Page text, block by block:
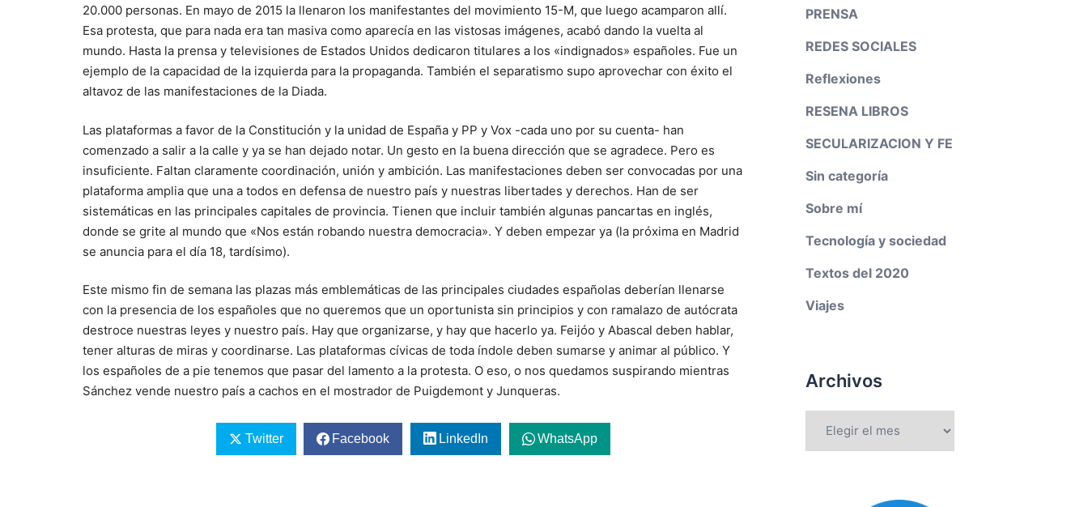
20.000 personas. En mayo de 2015 la llenaron los manifestantes del movimiento 15-M, que luego acamparon allí.
Esa protesta, que para nada era tan masiva como aparecía en las vistosas imágenes, acabó dando la vuelta al
mundo. Hasta la prensa y televisiones de Estados Unidos dedicaron titulares a los «indignados» españoles. Fue un
ejemplo de la capacidad de la izquierda para la propaganda. También el separatismo supo aprovechar con éxito el
altavoz de las manifestaciones de la Diada.
Las plataformas a favor de la Constitución y la unidad de España y PP y Vox -cada uno por su cuenta- han
comenzado a salir a la calle y ya se han dejado notar. Un gesto en la buena dirección que se agradece. Pero es
insuficiente. Faltan claramente coordinación, unión y ambición. Las manifestaciones deben ser convocadas por una
plataforma amplia que una a todos en defensa de nuestro país y nuestras libertades y derechos. Han de ser
sistemáticas en las principales capitales de provincia. Tienen que incluir también algunas pancartas en inglés,
donde se grite al mundo que «Nos están robando nuestra democracia». Y deben empezar ya (la próxima en Madrid
se anuncia para el día 18, tardísimo).
Este mismo fin de semana las plazas más emblemáticas de las principales ciudades españolas deberían llenarse
con la presencia de los españoles que no queremos que un oportunista sin principios y con ramalazo de autócrata
destroce nuestras leyes y nuestro país. Hay que organizarse, y hay que hacerlo ya. Feijóo y Abascal deben hablar,
tener alturas de miras y coordinarse. Las plataformas cívicas de toda índole deben sumarse y animar al público. Y
los españoles de a pie tenemos que pasar del lamento a la protesta. O eso, o nos quedamos suspirando mientras
Sánchez vende nuestro país a cachos en el mostrador de Puigdemont y Junqueras.
Twitter Facebook LinkedIn WhatsApp
PRENSA
REDES SOCIALES
Reflexiones
RESENA LIBROS
SECULARIZACION Y FE
Sin categoría
Sobre mí
Tecnología y sociedad
Textos del 2020
Viajes
Archivos